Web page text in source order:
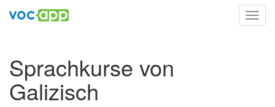
Sprachkurse von
Galizisch